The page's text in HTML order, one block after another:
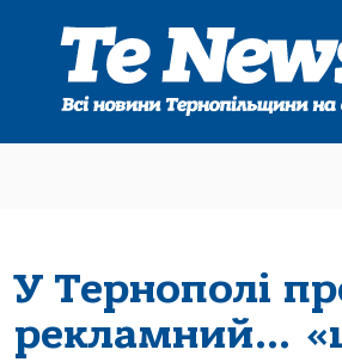
У Тернополі
рекламний…